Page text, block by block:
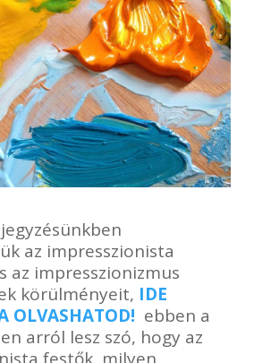
az impresszionista
az impresszionizmus
körülményeit, IDE
OLVASHATOD! ebben a
arról lesz szó, hogy az